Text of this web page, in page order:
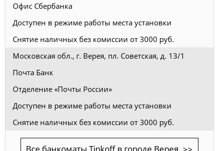
Офис Сбербанка
Доступен в режиме работы места установки
Снятие наличных без комиссии от 3000 руб.
Московская обл., г. Верея, пл. Советская, д. 13/1
Почта Банк
Отделение «Почты России»
Доступен в режиме работы места установки
Снятие наличных без комиссии от 3000 руб.
Все банкоматы Tinkoff в городе Верея